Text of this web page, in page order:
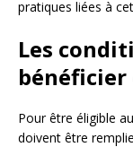
pratiques liées à
Les
bénéficier
Pour être éligible
doivent être